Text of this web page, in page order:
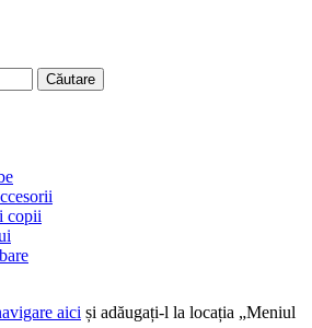
Căutare
copii
aici și adăugați-l la locația „Meniul